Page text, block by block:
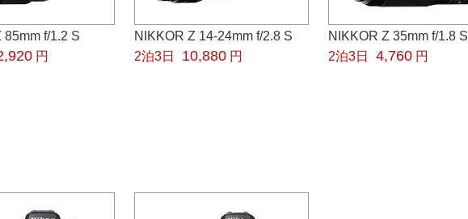
85mm f/1.2 S
円
NIKKOR Z 14-24mm f/2.8 S
2泊3日
10,880 円
NIKKOR Z 35mm f/1.8 S
2泊3日
4,760 円